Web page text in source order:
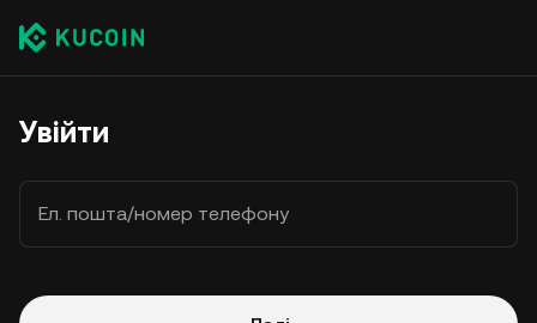
Увійти
Ел. пошта/номер телефону